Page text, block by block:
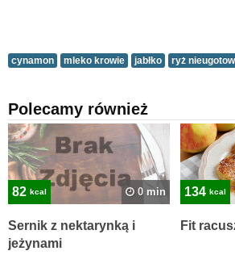
cynamon mleko krowie jabłko ryż
Polecamy również
82 kcal 0 min
Sernik z nektarynką i
jeżynami
134 kcal
Fit